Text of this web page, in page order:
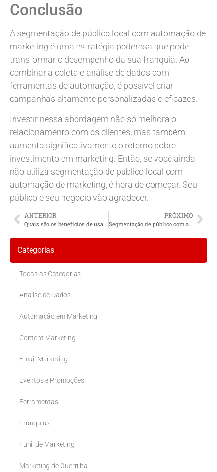
Conclusão
A segmentação de público local com automação de
marketing é uma estratégia poderosa que pode
transformar o desempenho da sua franquia. Ao
combinar a coleta e análise de dados com
ferramentas de automação, é possível criar
campanhas altamente personalizadas e eficazes.
Investir nessa abordagem não só melhora o
relacionamento com os clientes, mas também
aumenta significativamente o retorno sobre
investimento em marketing. Então, se você ainda
não utiliza segmentação de público local com
automação de marketing, é hora de começar. Seu
público e seu negócio vão agradecer.
ANTERIOR PRÓXIMO
Segmentação de público com automação de marketing
Categorias
Todas as Categorias
Analise de Dados
Automação em Marketing
Content Marketing
Email Marketing
Eventos e Promoções
Ferramentas
Franquias
Funil de Marketing
Marketing de Guerrilha